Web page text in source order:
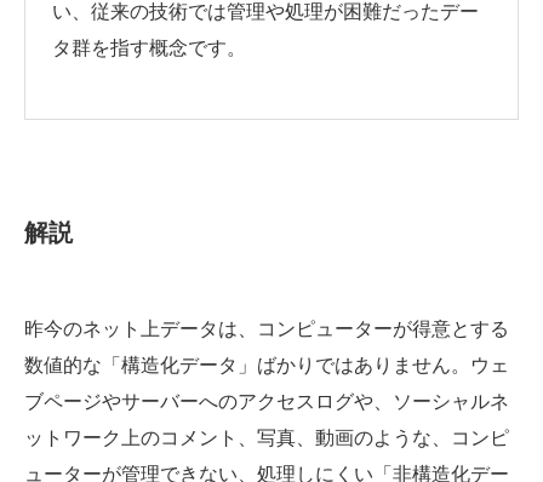
い、従来の技術では管理や処理が困難だったデー
タ群を指す概念です。
解説
昨今のネット上データは、コンピューターが得意とする
数値的な「構造化データ」ばかりではありません。ウェ
ブページやサーバーへのアクセスログや、ソーシャルネ
ットワーク上のコメント、写真、動画のような、コンピ
ューターが管理できない、処理しにくい「非構造化デー